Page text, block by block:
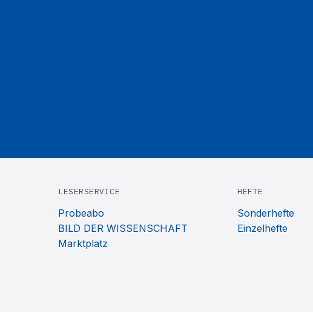
LESERSERVICE
Probeabo
BILD DER WISSENSCHAFT
Marktplatz
HEFTE
Sonderhefte
Einzelhefte